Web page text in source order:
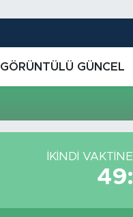
GÖRÜNTÜLÜ GÜNCEL
İKINDI